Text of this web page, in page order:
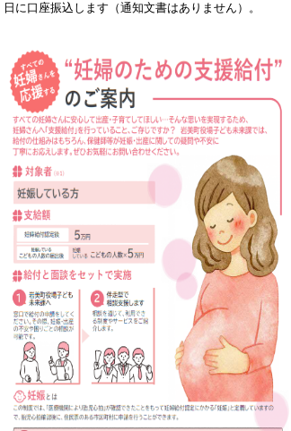
日に口座振込します（通知文書はありません）。